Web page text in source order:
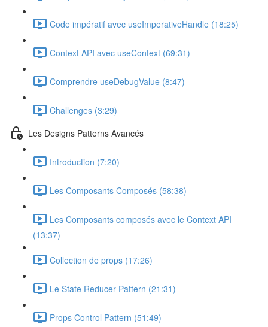
Code impératif avec useImperativeHandle (18:25)
Context API avec useContext (69:31)
Comprendre useDebugValue (8:47)
Challenges (3:29)
Les Designs Patterns Avancés
Introduction (7:20)
Les Composants Composés (58:38)
Les Composants composés avec le Context API
(13:37)
Collection de props (17:26)
Le State Reducer Pattern (21:31)
Props Control Pattern (51:49)